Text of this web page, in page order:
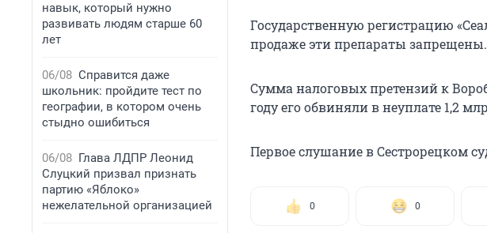
навык, который нужно
развивать людям старше 60
лет
06/08 Справится даже
школьник: пройдите тест по
географии, в котором очень
стыдно ошибиться
06/08 Глава ЛДПР Леонид
Слуцкий призвал признать
партию «Яблоко»
нежелательной организацией
Государственную регистрацию
продаже эти препараты запрещены.
Сумма налоговых претензий к
году его обвиняли в неуплате 1,2
Первое слушание в Сестрорецком
0 0